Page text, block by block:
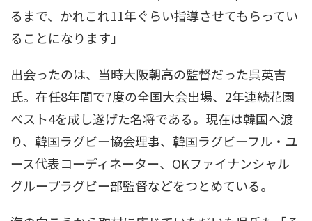
るまで、かれこれ11年ぐらい指導させてもらってい
ることになります」
出会ったのは、当時大阪朝高の監督だった呉英吉
氏。在任8年間で7度の全国大会出場、2年連続花園
ベスト4を成し遂げた名将である。現在は韓国へ渡
り、韓国ラグビー協会理事、韓国ラグビーフル・ユ
ース代表コーディネーター、OKファイナンシャル
グループラグビー部監督などをつとめている。